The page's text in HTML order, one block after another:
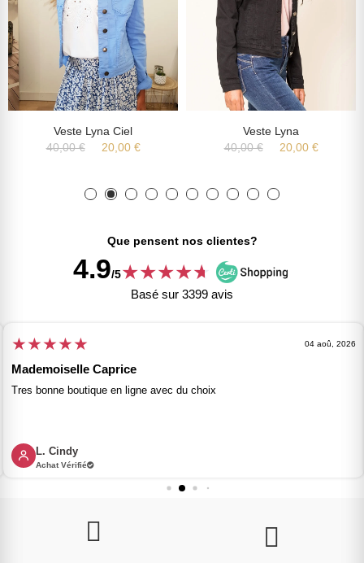
Veste Lyna Ciel
40,00 €
20,00 €
Veste Lyna
40,00 €
20,00 €
Que pensent nos clientes?
4.9/5★★★★★
★
Basé sur 3399 avis
★★★★★ 04 aoû, 2026
Mademoiselle Caprice
Tres bonne boutique en ligne avec du choix
L. Cindy
Achat Vérifié